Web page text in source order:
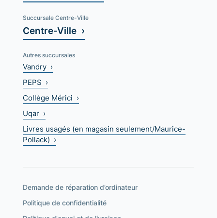
Succursale Centre-Ville
Centre-Ville ›
Autres succursales
Vandry ›
PEPS ›
Collège Mérici ›
Uqar ›
Livres usagés (en magasin seulement/Maurice-
Pollack) ›
Demande de réparation d’ordinateur
Politique de confidentialité